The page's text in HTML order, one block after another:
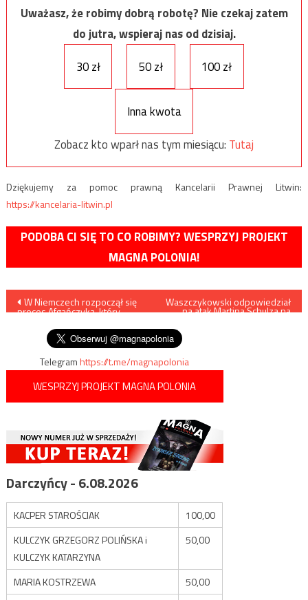
Uważasz, że robimy dobrą robotę? Nie czekaj zatem
do jutra, wspieraj nas od dzisiaj.
30 zł
50 zł 100 zł
Inna kwota
Zobacz kto wparł nas tym miesiącu: Tutaj
Dziękujemy za pomoc prawną Kancelarii Prawnej Litwin:
https://kancelaria-litwin.pl
PODOBA CI SIĘ TO CO ROBIMY? WESPRZYJ PROJEKT
MAGNA POLONIA!
Nawigacja
wpisu
W Niemczech rozpoczął się
proces Afgańczyka, który
Waszczykowski odpowiedział
na atak Martina Schulza na
Telegramhttps://t.me/magnapolonia
WESPRZYJ PROJEKT MAGNA POLONIA
Darczyńcy - 6.08.2026
KACPER STAROŚCIAK
100,00
KULCZYK GRZEGORZ POLIŃSKA i
KULCZYK KATARZYNA
50,00
MARIA KOSTRZEWA
50,00